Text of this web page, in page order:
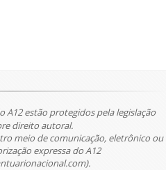
A12 estão protegidos pela legislação
direito autoral.
meio de comunicação, eletrônico ou
expressa do A12